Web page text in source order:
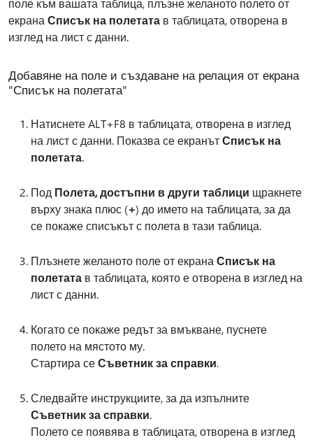
поле към вашата таблица, плъзне желаното полето от
екранаСписък на полетата в таблицата, отворена в
изглед на лист с данни.
Добавяне на поле и създаване на релация от екрана
"Списък на полетата"
Натиснете ALT+F8 в таблицата, отворена в изглед
на лист с данни. Показва се екранътСписък на
полетата.
Под Полета, достъпни в други таблици щракнете
върху знака плюс (+) до името на таблицата, за да
се покаже списъкът с полета в тази таблица.
Плъзнете желаното поле от екранаСписък на
полетата в таблицата, която е отворена в изглед на
лист с данни.
Когато се покаже редът за вмъкване, пуснете
полето на мястото му.
Стартира сеСъветник за справки.
Следвайте инструкциите, за да изпълните
Съветник за справки.
Полето се появява в таблицата, отворена в изглед